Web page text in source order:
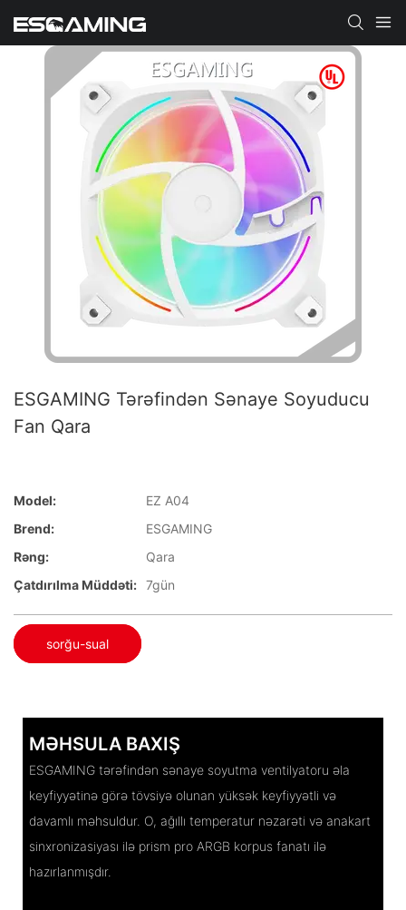
ESGAMING Tərəfindən Sənaye Soyuducu
Fan Qara
Model:
EZ A04
Brend:
ESGAMING
Rəng:
Qara
Çatdırılma Müddəti: 7gün
sorğu-sual
MƏHSULA BAXIŞ
ESGAMING tərəfindən sənaye soyutma ventilyatoru əla
keyfiyyətinə görə tövsiyə olunan yüksək keyfiyyətli və
davamlı məhsuldur. O, ağıllı temperatur nəzarəti və anakart
sinxronizasiyası ilə prism pro ARGB korpus fanatı ilə
hazırlanmışdır.